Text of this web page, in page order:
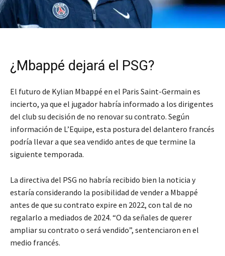
¿Mbappé dejará el PSG?
El futuro de Kylian Mbappé en el Paris Saint-Germain es
incierto, ya que el jugador habría informado a los dirigentes
del club su decisión de no renovar su contrato. Según
información de L’Equipe, esta postura del delantero francés
podría llevar a que sea vendido antes de que termine la
siguiente temporada.
La directiva del PSG no habría recibido bien la noticia y
estaría considerando la posibilidad de vender a Mbappé
antes de que su contrato expire en 2022, con tal de no
regalarlo a mediados de 2024. “O da señales de querer
ampliar su contrato o será vendido”, sentenciaron en el
medio francés.